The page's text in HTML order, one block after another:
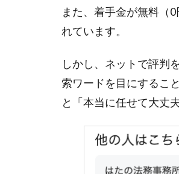
また、着手金が無料（
れています。
しかし、ネットで評判
索ワードを目にするこ
と「本当に任せて大丈